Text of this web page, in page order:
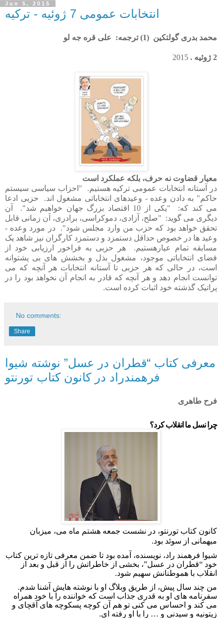
Jun 5, 2015
انتخابات عمومی 7 ژوئیه - ترکیه
محمد بدری گولتکین (1) ترجمه: علی قره جه لو
2 ژوئیه .
معیار قضاوت نه حرف، بلکه عملکرد است
در آستانه انتخابات عمومی ترکیه هستیم.
"احزاب سیاسی سیستم
حاکم" به دادن وعده - وعیدهای انتخاباتی مشغول اند.
حزبی ادعا
می کند که:
"یکی از 10 اقتصاد بزرگ جهان خواهیم شد".
آن
دیگری می گوید: "صلح، آزادی، دموکراسی، برادری، آن زمانی قابل
تحقق خواهد بود که حزب من وارد مجلس شود".
در مورد وعده -
وعید ها در خصوص حداقل دستمزد و دستمزد کارگران نیز شاهد یک
مسابقه تمام عیارهستیم.
هر حزبی به فراخور ارزیابی خود از
فضای انتخاباتی موجود، مشغول بذل و بخشش های بی پشتوانه
است، در حالی که هر حزبی تا آستانه انتخابات هر آنچه که می
توانست انجام دهد و هر آنچه که قادر به انجام آن نخواهد بود را در
پراتیک گذشته خود اثبات کرده است.
No comments:
Share
معرفی کتاب “قطران در عسل” نوشته شیوا
فرهمندراد در کانون کتاب تورنتو
فرح طاهری
چرا نسل ما انقلاب کرد؟
کانون کتاب تورنتو، در نشست جمعه هشتم ماه می، میزبان
میهمانی از سوئد بود.
شیوا فرهمند راد، نویسنده، آمده بود تا ضمن معرفی تازه ترین کتاب
خود “قطران در عسل”، بخشی از خاطراتش را از قبل و بعد از
انقلاب با هموطنانش سهیم شود.
من چند سال پیش، از طریق وبلاگ او با نوشته هایش آشنا شدم.
سفرنامه های او به قدری جذاب است که خواننده را با خود همراه
می کند و احساس می کنی تو هم آن کوچه پسکوچه های آقچای و
زیتونیه و سیدنی و … را با او رفته ای.